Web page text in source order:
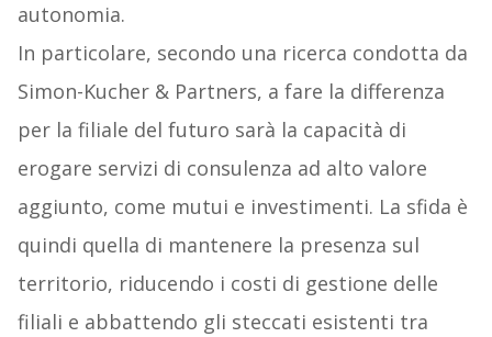
autonomia.
In particolare, secondo una ricerca condotta da
Simon-Kucher & Partners, a fare la differenza
per la filiale del futuro sarà la capacità di
erogare servizi di consulenza ad alto valore
aggiunto, come mutui e investimenti. La sfida è
quindi quella di mantenere la presenza sul
territorio, riducendo i costi di gestione delle
filiali e abbattendo gli steccati esistenti tra